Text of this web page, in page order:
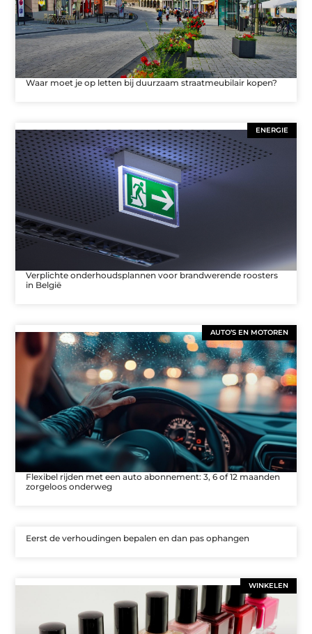
Waar moet je op letten bij duurzaam straatmeubilair kopen?
ENERGIE
Verplichte onderhoudsplannen voor brandwerende roosters
in België
AUTO’S EN MOTOREN
Flexibel rijden met een auto abonnement: 3, 6 of 12 maanden
zorgeloos onderweg
Eerst de verhoudingen bepalen en dan pas ophangen
WINKELEN